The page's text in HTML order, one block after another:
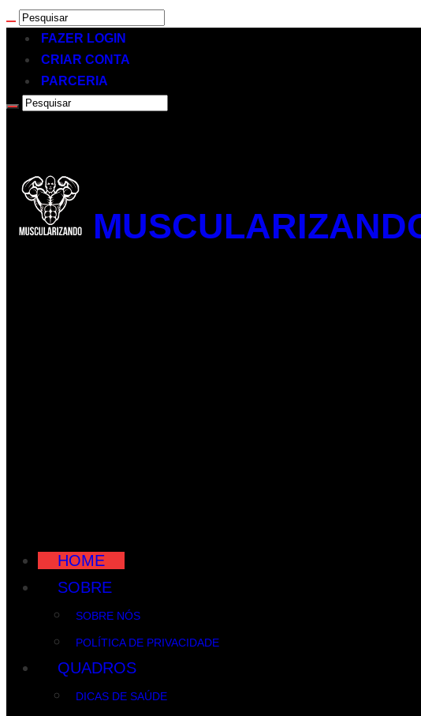
FAZER LOGIN
CRIAR CONTA
PARCERIA
HOME
SOBRE
SOBRE NÓS
POLÍTICA DE PRIVACIDADE
QUADROS
DICAS DE SAÚDE